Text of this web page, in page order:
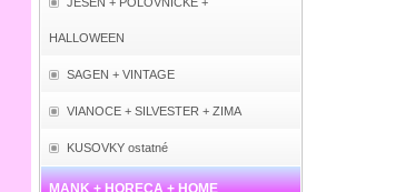
HALLOWEEN
SAGEN + VINTAGE
VIANOCE + SILVESTER + ZIMA
KUSOVKY ostatné
MANK + HORECA + HOME